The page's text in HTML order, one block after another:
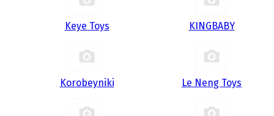
Keye Toys KINGBABY
Korobeyniki Le Neng Toys